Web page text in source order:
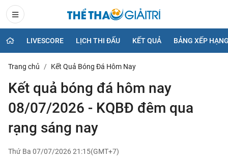
LIVESCORE LỊCH THI ĐẤU KẾT QUẢ BẢNG XẾP
Trang chủ Kết Quả Bóng Đá Hôm Nay
Kết quả bóng đá hôm nay
08/07/2026 - KQBĐ đêm qua
rạng sáng nay
Thứ Ba 07/07/2026 21:15(GMT+7)